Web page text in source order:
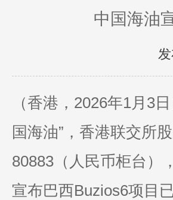
中国海油
（香港，2026年1月3
国海油”，香港联交所
80883（人民币柜台）
宣布巴西Buzios6项目